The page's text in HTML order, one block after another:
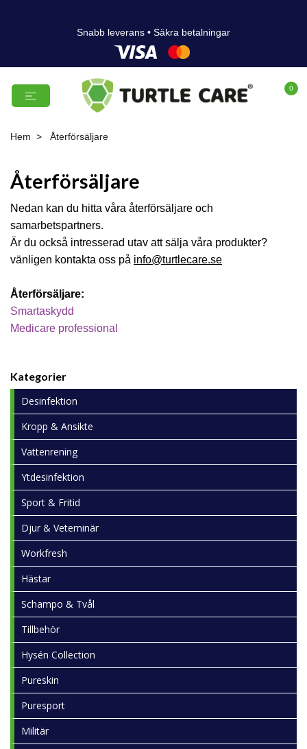
Snabb leverans • Säkra betalningar
0
Kategorier
Desinfektion
Kropp & Ansikte
Vattenrening
Ytdesinfektion
Sport & Fritid
Djur & Veterninär
Workfresh
Hästar
Schampo & Tvål
Tillbehör
Hysén Collection
Pureskin
Puresport
Militär
Hem Återförsäljare
Återförsäljare
Nedan kan du hitta våra återförsäljare och
samarbetspartners.
Är du också intresserad utav att sälja våra produkter?
vänligen kontakta oss på info@turtlecare.se
Återförsäljare:
Smartaskydd
Medicare professional